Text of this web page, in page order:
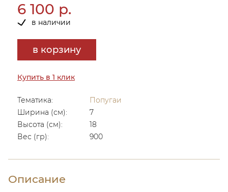
6 100 р.
в наличии
в корзину
Купить в 1 клик
Тематика:
Попугаи
Ширина (см):
7
Высота (см):
18
Вес (гр):
900
Описание